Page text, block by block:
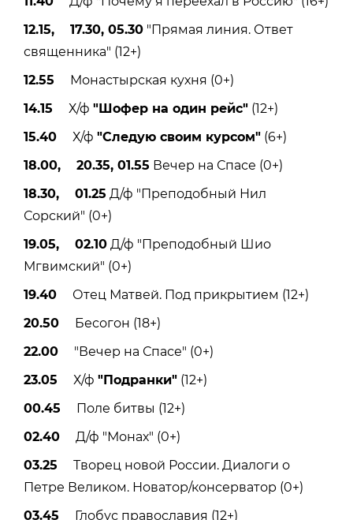
12.15, 17.30, 05.30 "Прямая линия. Ответ
священника" (12+)
12.55 Монастырская кухня (0+)
14.15 Х/ф "Шофер на один рейс" (12+)
15.40 Х/ф "Следую своим курсом" (6+)
18.00, 20.35, 01.55 Вечер на Спасе (0+)
18.30, 01.25 Д/ф "Преподобный Нил
Сорский" (0+)
19.05, 02.10 Д/ф "Преподобный Шио
Мгвимский" (0+)
19.40 Отец Матвей. Под прикрытием (12+)
20.50 Бесогон (18+)
22.00 "Вечер на Спасе" (0+)
23.05 Х/ф "Подранки" (12+)
00.45 Поле битвы (12+)
02.40 Д/ф "Монах" (0+)
03.25 Творец новой России. Диалоги о
Петре Великом. Новатор/консерватор (0+)
03.45 Глобус православия (12+)